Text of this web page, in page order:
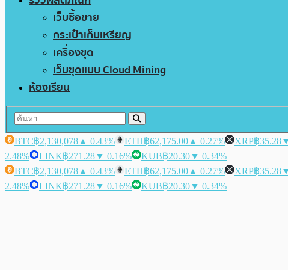
เว็บซื้อขาย
กระเป๋าเก็บเหรียญ
เครื่องขุด
เว็บขุดแบบ Cloud Mining
ห้องเรียน
BTC฿2,130,078 ▲ 0.43% ETH฿62,175.00 ▲ 0.27% XRP฿35.28
2.48%
LINK฿271.28▼ 0.16% KUB฿20.30▼ 0.34%
BTC฿2,130,078 ▲ 0.43% ETH฿62,175.00 ▲ 0.27% XRP฿35.28
2.48%
LINK฿271.28▼ 0.16% KUB฿20.30▼ 0.34%